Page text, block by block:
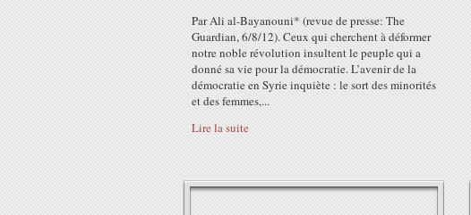
Par Ali al-Bayanouni* (revue de presse: The
Guardian, 6/8/12). Ceux qui cherchent à déformer
notre noble révolution insultent le peuple qui a
donné sa vie pour la démocratie. L’avenir de la
démocratie en Syrie inquiète : le sort des minorités
et des femmes,...
Lire la suite